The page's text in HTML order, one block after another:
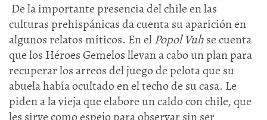
De la importante presencia del chile en las
culturas prehispánicas da cuenta su aparición en
algunos relatos míticos. En elPopol Vuhse cuenta
que los Héroes Gemelos llevan a cabo un plan para
recuperar los arreos del juego de pelota que su
abuela había ocultado en el techo de su casa. Le
piden a la vieja que elabore un caldo con chile, que
les sirve como espejo para observar sin ser